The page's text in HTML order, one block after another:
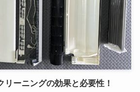
リーニングの効果と必要性！